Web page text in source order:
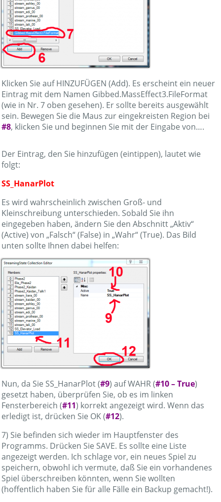
Klicken Sie auf HINZUFÜGEN (Add). Es erscheint ein neuer
Eintrag mit dem Namen Gibbed.MassEffect3.FileFormat
(wie in Nr. 7 oben gesehen). Er sollte bereits ausgewählt
sein. Bewegen Sie die Maus zur eingekreisten Region bei
#8, klicken Sie und beginnen Sie mit der Eingabe von….
Der Eintrag, den Sie hinzufügen (eintippen), lautet wie
folgt:
SS_HanarPlot
Es wird wahrscheinlich zwischen Groß- und
Kleinschreibung unterschieden. Sobald Sie ihn
eingegeben haben, ändern Sie den Abschnitt „Aktiv“
(Active) von „Falsch“ (False) in „Wahr“ (True). Das Bild
unten sollte Ihnen dabei helfen:
Nun, da Sie SS_HanarPlot (#9) auf WAHR (#10 – True)
gesetzt haben, überprüfen Sie, ob es im linken
Fensterbereich (#11) korrekt angezeigt wird. Wenn das
erledigt ist, drücken Sie OK (#12).
7) Sie befinden sich wieder im Hauptfenster des
Programms. Drücken Sie SAVE. Es sollte eine Liste
angezeigt werden. Ich schlage vor, ein neues Spiel zu
speichern, obwohl ich vermute, daß Sie ein vorhandenes
Spiel überschreiben könnten, wenn Sie wollten
(hoffentlich haben Sie für alle Fälle ein Backup gemacht!).